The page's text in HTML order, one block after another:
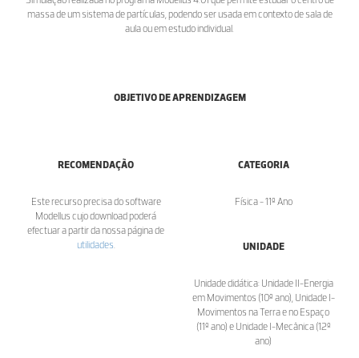
massa de um sistema de partículas, podendo ser usada em contexto de sala de
aula ou em estudo individual.
OBJETIVO DE APRENDIZAGEM
RECOMENDAÇÃO
Este recurso precisa do software
Modellus cujo download poderá
efectuar a partir da nossa página de
utilidades
CATEGORIA
Física - 11º Ano
UNIDADE
Unidade didática: Unidade II-Energia
em Movimentos (10º ano), Unidade I-
Movimentos na Terra e no Espaço
(11º ano) e Unidade I-Mecânica (12º
ano)